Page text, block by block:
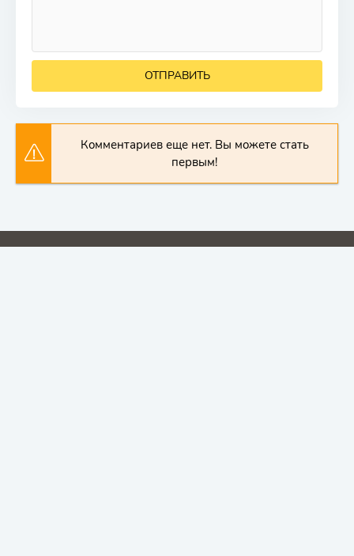
ОТПРАВИТЬ
Комментариев еще нет. Вы можете стать
первым!